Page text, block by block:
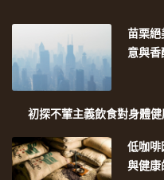
苗栗絕
意與香
初探不葷主義飲食對身體
低咖啡
與健康